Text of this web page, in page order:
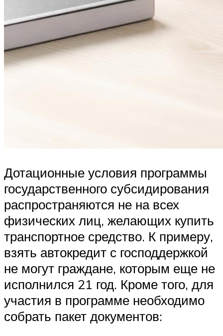
Дотационные условия программы
государственного субсидирования
распространяются не на всех
физических лиц, желающих купить
транспортное средство. К примеру,
взять автокредит с господдержкой
не могут граждане, которым еще не
исполнился 21 год. Кроме того, для
участия в программе необходимо
собрать пакет документов: